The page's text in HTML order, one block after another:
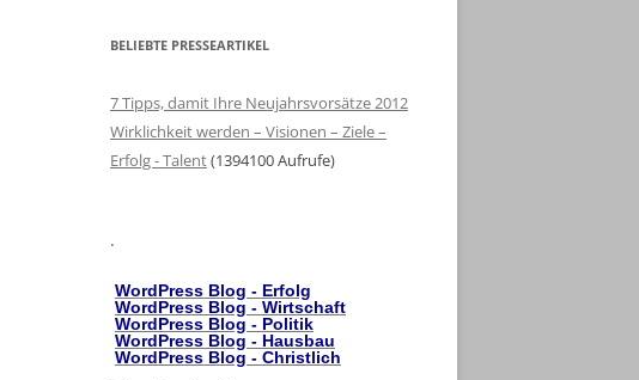
BELIEBTE PRESSEARTIKEL
7 Tipps, damit Ihre Neujahrsvorsätze 2012
Wirklichkeit werden – Visionen – Ziele –
Erfolg - Talent(1394100 Aufrufe)
.
WordPress Blog - Erfolg
WordPress Blog - Wirtschaft
WordPress Blog - Politik
WordPress Blog - Hausbau
WordPress Blog - Christlich